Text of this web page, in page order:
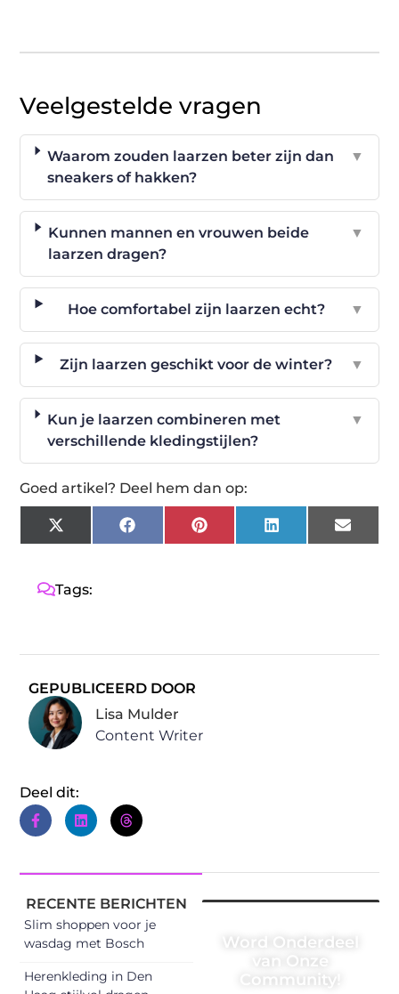
Veelgestelde vragen
Waarom zouden laarzen beter zijn dan
sneakers of hakken?
▼
Kunnen mannen en vrouwen beide
laarzen dragen?
▼
Hoe comfortabel zijn laarzen echt? ▼
Zijn laarzen geschikt voor de winter? ▼
Kun je laarzen combineren met
verschillende kledingstijlen?
▼
Goed artikel? Deel hem dan op:
X
(Twitter)
FacebookPinterestLinkedIn Email
Tags:
GEPUBLICEERD DOOR
Lisa Mulder
Content Writer
Deel dit:
RECENTE BERICHTEN
Slim shoppen voor je
wasdag met Bosch
Herenkleding in Den
Word Onderdeel
van Onze
Community!